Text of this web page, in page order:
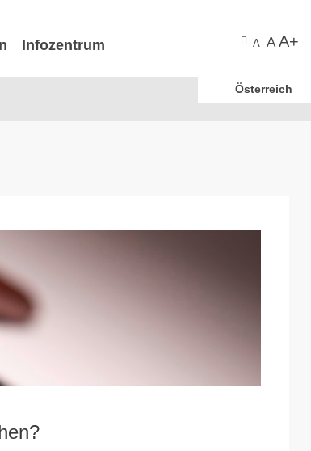
Infozentrum A- A A+
Österreich